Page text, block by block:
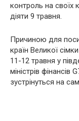
контроль на
діяти 9 травня.
Причиною для
країн Великої
11-12 травня у
міністрів фінансів
зустрінуться на